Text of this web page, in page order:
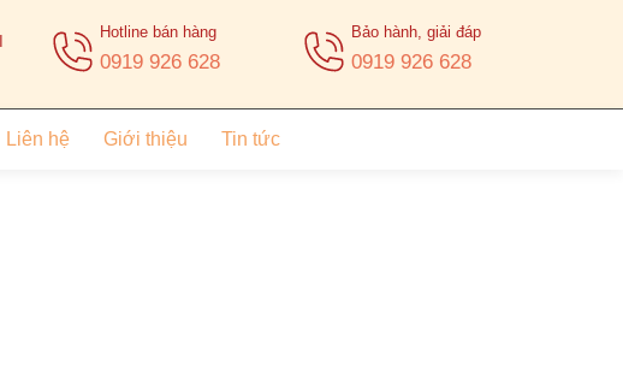
Hotline bán hàng
0919 926 628
Bảo hành, giải đáp
0919 926 628
Liên hệ Giới thiệu Tin tức